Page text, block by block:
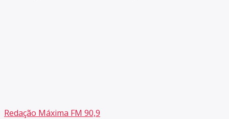
Redação Máxima FM 90,9